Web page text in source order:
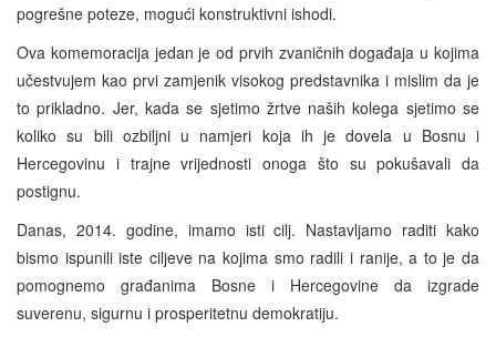
pogrešne poteze, mogući konstruktivni ishodi.
Ova komemoracija jedan je od prvih zvaničnih događaja u kojima
učestvujem kao prvi zamjenik visokog predstavnika i mislim da je
to prikladno. Jer, kada se sjetimo žrtve naših kolega sjetimo se
koliko su bili ozbiljni u namjeri koja ih je dovela u Bosnu i
Hercegovinu i trajne vrijednosti onoga što su pokušavali da
postignu.
Danas, 2014. godine, imamo isti cilj. Nastavljamo raditi kako
bismo ispunili iste ciljeve na kojima smo radili i ranije, a to je da
pomognemo građanima Bosne i Hercegovine da izgrade
suverenu, sigurnu i prosperitetnu demokratiju.